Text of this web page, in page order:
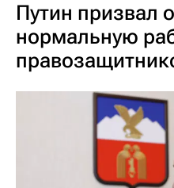
Путин призвал
нормальную